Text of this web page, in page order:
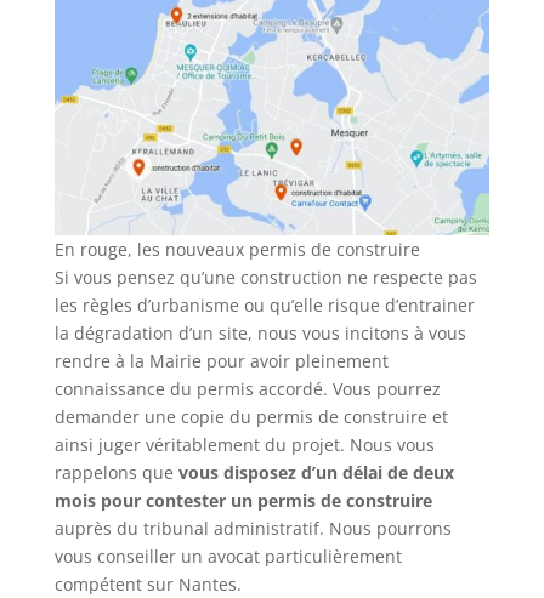
En rouge, les nouveaux permis de construire
Si vous pensez qu’une construction ne respecte pas
les règles d’urbanisme ou qu’elle risque d’entrainer
la dégradation d’un site, nous vous incitons à vous
rendre à la Mairie pour avoir pleinement
connaissance du permis accordé. Vous pourrez
demander une copie du permis de construire et
ainsi juger véritablement du projet. Nous vous
rappelons que vous disposez d’un délai de deux
mois pour contester un permis de construire
auprès du tribunal administratif. Nous pourrons
vous conseiller un avocat particulièrement
compétent sur Nantes.